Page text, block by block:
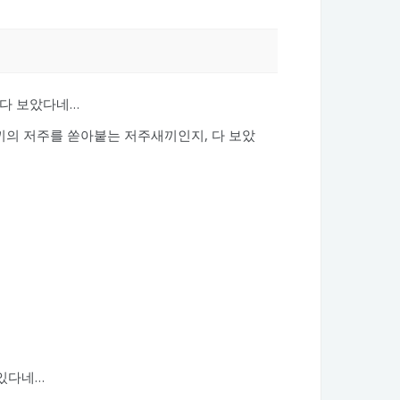
보았다네…
저주를 쏟아붙는 저주새끼인지, 다 보았
다네…